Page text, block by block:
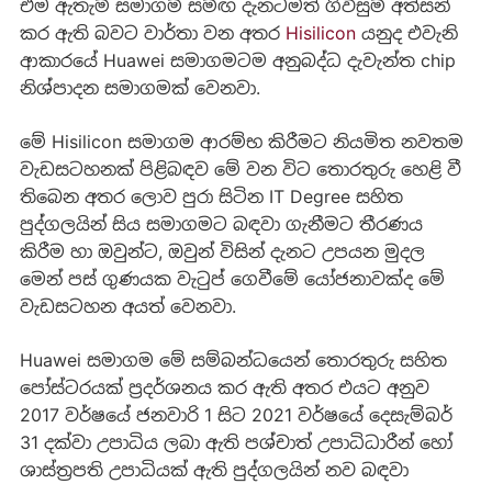
එම ඇතැම් සමාගම් සම්ඟ දැනටමත් ගිවිසුම් අත්සන්
කර ඇති බවට වාර්තා වන අතර Hisiliconයනුද එවැනි
ආකාරයේ Huawei සමාගමටම අනුබද්ධ දැවැන්ත chip
නිශ්පාදන සමාගමක් වෙනවා.
මේ Hisilicon සමාගම ආරම්භ කිරීමට නියමිත නවතම
වැඩසටහනක් පිළිබඳව මේ වන විට තොරතුරු හෙළි වී
තිබෙන අතර ලොව පුරා සිටින IT Degree සහිත
පුද්ගලයින් සිය සමාගමට බඳවා ගැනීමට තීරණය
කිරීම හා ඔවුන්ට, ඔවුන් විසින් දැනට උපයන මුදල
මෙන් පස් ගුණයක වැටුප් ගෙවීමේ යෝජනාවක්ද මේ
වැඩසටහන අයත් වෙනවා.
Huawei සමාගම මේ සම්බන්ධයෙන් තොරතුරු සහිත
පෝස්ටරයක් ප්‍රදර්ශනය කර ඇති අතර එයට අනුව
2017 වර්ෂයේ ජනවාරි 1 සිට 2021 වර්ෂයේ දෙසැම්බර්
31 දක්වා උපාධිය ලබා ඇති පශ්චාත් උපාධිධාරීන් හෝ
ශාස්ත්‍රපති උපාධියක් ඇති පුද්ගලයින් නව බඳවා